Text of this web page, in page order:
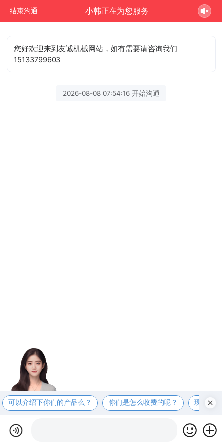
结束沟通 小韩正在为您服务
您好欢迎来到友诚机械网站，如有需要请咨询我们
15133799603
2026-08-08 07:54:16 开始沟通
可以介绍下你们的产品么？ 你们是怎么收费的呢？ 现在有